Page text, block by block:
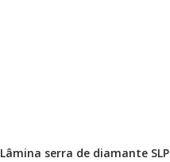
Lâmina serra de diamante SLP